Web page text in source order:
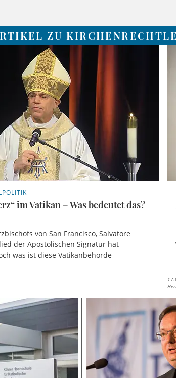
ZU
im Vatikan – Was bedeutet das?
von San Francisco, Salvatore
der Apostolischen Signatur hat
was ist diese Vatikanbehörde